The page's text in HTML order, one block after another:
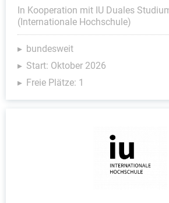
In Kooperation mit IU Duales
(Internationale Hochschule)
bundesweit
Start: Oktober 2026
Freie Plätze: 1